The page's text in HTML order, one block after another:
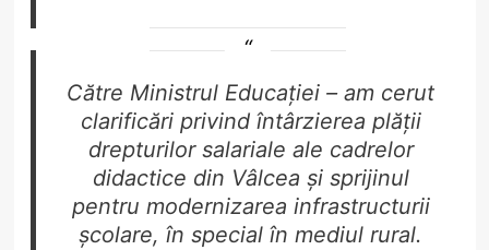
Către Ministrul Educației – am cerut
clarificări privind întârzierea plății
drepturilor salariale ale cadrelor
didactice din Vâlcea și sprijinul
pentru modernizarea infrastructurii
școlare, în special în mediul rural.